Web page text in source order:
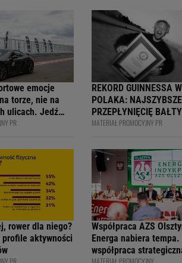
emocje
torze, nie na
ulicach. Jedź
na 4F Racing
PR
REKORD GUINNESSA
POLAKA: NAJSZYBSZE
PRZEPŁYNIĘCIĘ
DESCE
KSIĘGI
MATERIAŁ PROMOCYJNY PR
rower dla niego?
aktywności
PR
Współpraca AZS
Energa nabiera
współpraca
MATERIAŁ PROMOCYJNY